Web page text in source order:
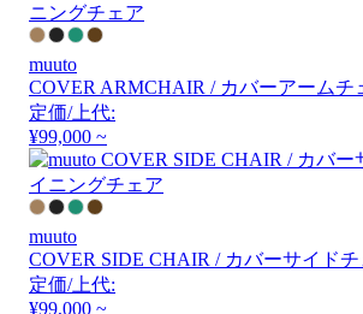
muuto
COVER ARMCHAIR / カバーアームチ
定価/上代:
¥99,000 ~
muuto
COVER SIDE CHAIR / カバーサイドチ
定価/上代:
¥99,000 ~